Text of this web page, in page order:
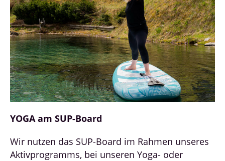
YOGA am SUP-Board
Wir nutzen das SUP-Board im Rahmen unseres
Aktivprogramms, bei unseren Yoga- oder